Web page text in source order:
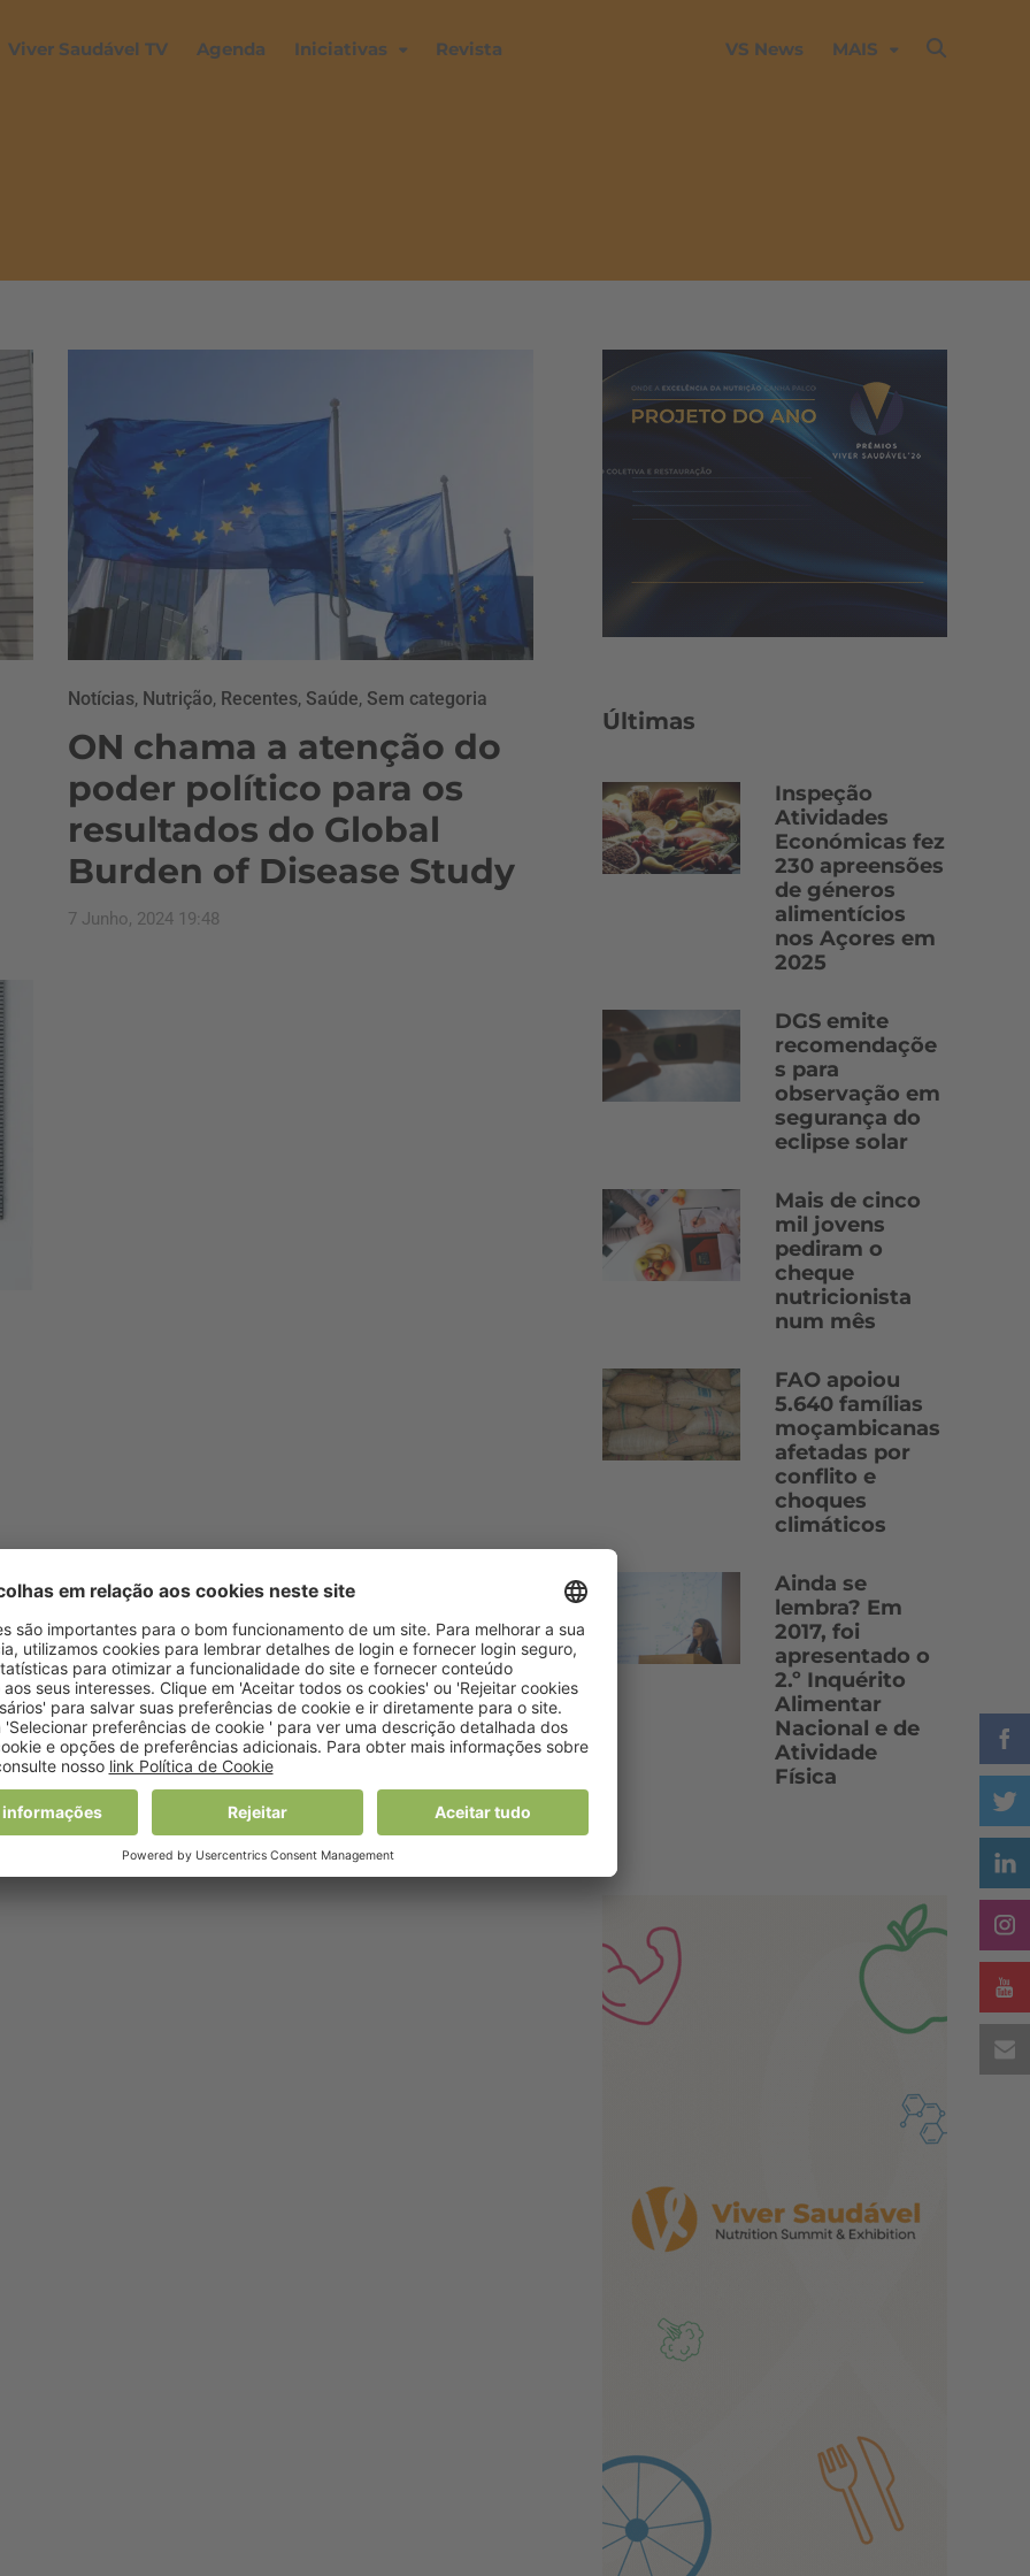
Viver Saudável TV Agenda Iniciativas Revista VS News MAIS
Notícias, Nutrição, Recentes, Saúde, Sem categoria
ON chama a atenção do
poder político para os
resultados do Global
Burden of Disease Study
7 Junho, 2024 19:48
Últimas
Inspeção
Atividades
Económicas fez
230 apreensões
de géneros
alimentícios
nos Açores em
2025
DGS emite
recomendaçõe
s para
observação em
segurança do
eclipse solar
Mais de cinco
mil jovens
pediram o
cheque
nutricionista
num mês
FAO apoiou
5.640 famílias
moçambicanas
afetadas por
conflito e
choques
climáticos
Ainda se
lembra? Em
2017, foi
apresentado o
2.º Inquérito
Alimentar
Nacional e de
Atividade
Física